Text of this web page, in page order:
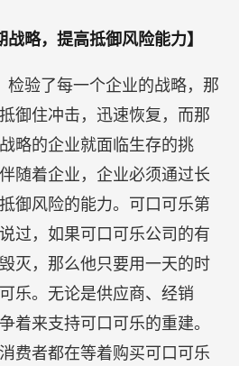
战略，提高抵御风险能力】
检验了每一个企业的战略，那
御住冲击，迅速恢复，而那
略的企业就面临生存的挑
随着企业，企业必须通过长
御风险的能力。可口可乐第
过，如果可口可乐公司的有
灭，那么他只要用一天的时
乐。无论是供应商、经销
着来支持可口可乐的重建。
费者都在等着购买可口可乐